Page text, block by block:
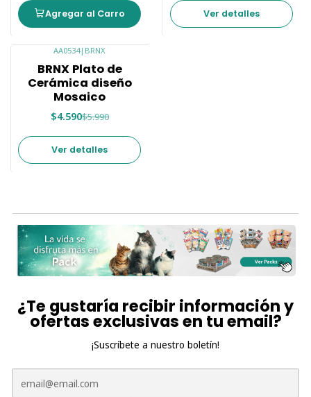
Agregar al Carro Ver detalles
Agotado
AA0534| BRNX
BRNX Plato de
Cerámica diseño
Mosaico
$4.590$5.990
Ver detalles
¿Te gustaría recibir información y
ofertas exclusivas en tu email?
¡Suscríbete a nuestro boletín!